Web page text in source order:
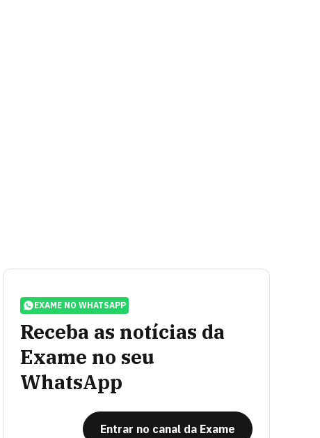
EXAME NO WHATSAPP
Receba as notícias da
Exame no seu
WhatsApp
Entrar no canal da Exame